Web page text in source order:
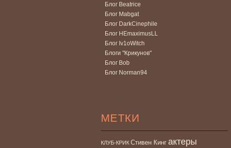
Блог Beatrice
Блог Mabgat
Блог DarkCinephile
Блог HEmaximusLL
Блог Iv1oWitch
Блоги "Крикунов"
Блог Bob
Блог Norman94
МЕТКИ
КЛУБ-КРИК Стивен Кинг актеры